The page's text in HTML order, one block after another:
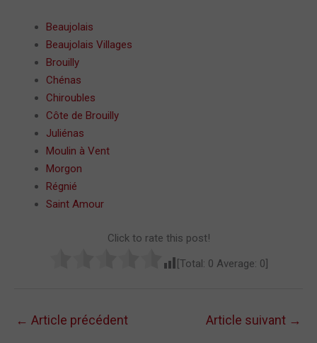
Beaujolais
Beaujolais Villages
Brouilly
Chénas
Chiroubles
Côte de Brouilly
Juliénas
Moulin à Vent
Morgon
Régnié
Saint Amour
Click to rate this post!
[Total: 0 Average: 0]
← Article précédent Article suivant →